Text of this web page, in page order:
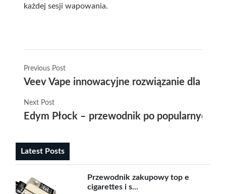
każdej sesji wapowania.
Previous Post
Veev Vape innowacyjne rozwiązanie dla
Next Post
Edym Płock – przewodnik po popularnych
Latest Posts
Przewodnik zakupowy top e
cigarettes i s...